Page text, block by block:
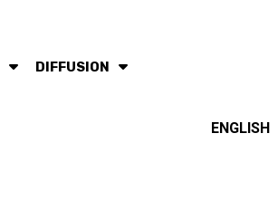
DIFFUSION
ENGLISH